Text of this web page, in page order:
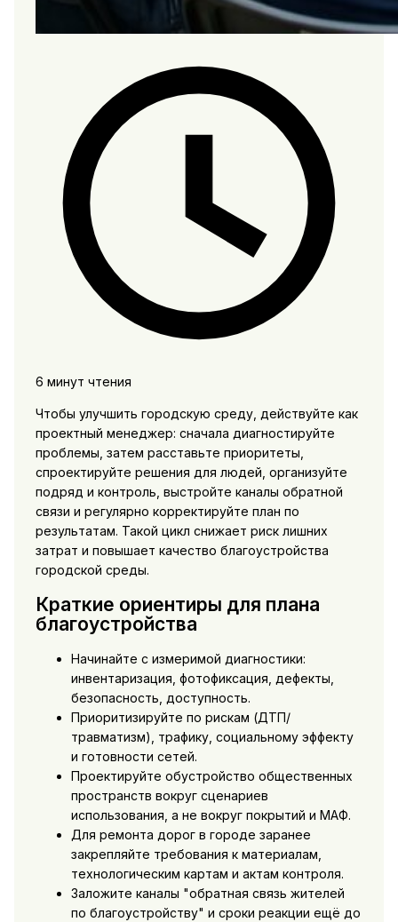
6 минут чтения
Чтобы улучшить городскую среду, действуйте как
проектный менеджер: сначала диагностируйте
проблемы, затем расставьте приоритеты,
спроектируйте решения для людей, организуйте
подряд и контроль, выстройте каналы обратной
связи и регулярно корректируйте план по
результатам. Такой цикл снижает риск лишних
затрат и повышает качество благоустройства
городской среды.
Краткие ориентиры для плана
благоустройства
Начинайте с измеримой диагностики:
инвентаризация, фотофиксация, дефекты,
безопасность, доступность.
Приоритизируйте по рискам (ДТП/
травматизм), трафику, социальному эффекту
и готовности сетей.
Проектируйте обустройство общественных
пространств вокруг сценариев
использования, а не вокруг покрытий и МАФ.
Для ремонта дорог в городе заранее
закрепляйте требования к материалам,
технологическим картам и актам контроля.
Заложите каналы "обратная связь жителей
по благоустройству" и сроки реакции ещё до